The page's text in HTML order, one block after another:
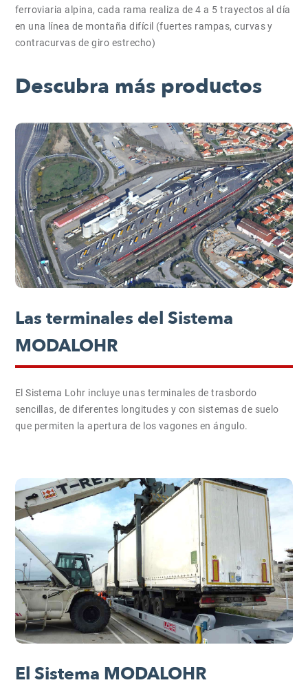
ferroviaria alpina, cada rama realiza de 4 a 5 trayectos al día
en una línea de montaña difícil (fuertes rampas, curvas y
contracurvas de giro estrecho)
Descubra más productos
Las terminales del Sistema
MODALOHR
El Sistema Lohr incluye unas terminales de trasbordo
sencillas, de diferentes longitudes y con sistemas de suelo
que permiten la apertura de los vagones en ángulo.
El Sistema MODALOHR